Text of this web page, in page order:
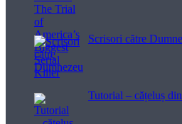
Scrisori către
Tutorial – cățeluș